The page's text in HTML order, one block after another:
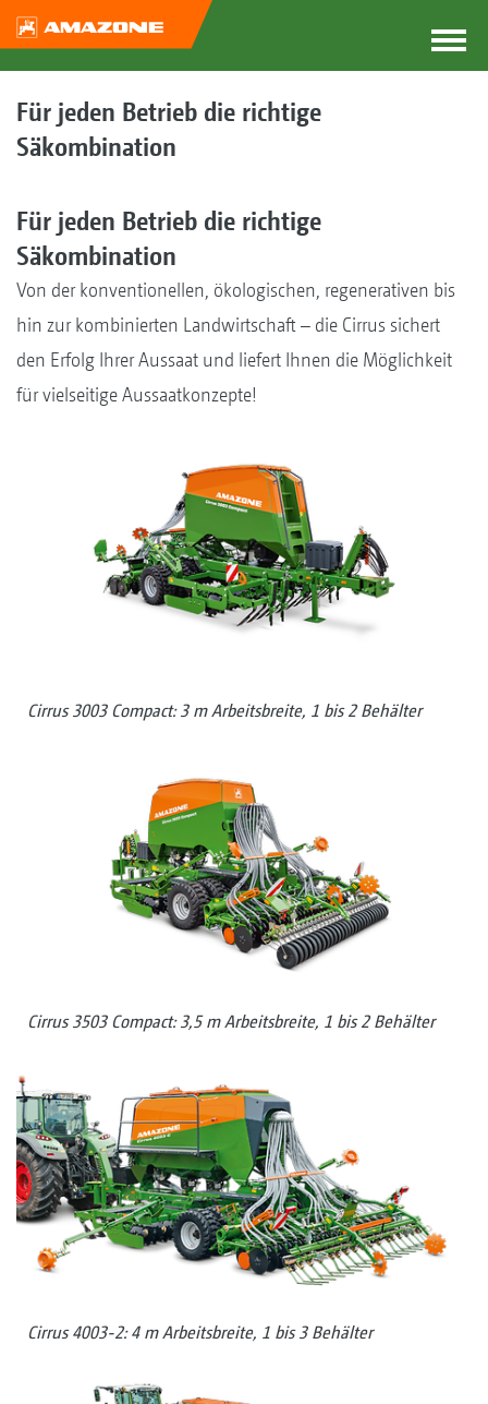
Für jeden Betrieb die richtige
Säkombination
Für jeden Betrieb die richtige
Säkombination
Von der konventionellen, ökologischen, regenerativen bis
hin zur kombinierten Landwirtschaft – die Cirrus ­sichert
den Erfolg Ihrer Aussaat und liefert Ihnen die Möglichkeit
für vielseitige Aussaatkonzepte!
Cirrus 3003 Compact: 3 m Arbeitsbreite, 1 bis 2 Behälter
Cirrus 3503 Compact: 3,5 m Arbeitsbreite, 1 bis 2 Behälter
Cirrus 4003-2: 4 m Arbeitsbreite, 1 bis 3 Behälter